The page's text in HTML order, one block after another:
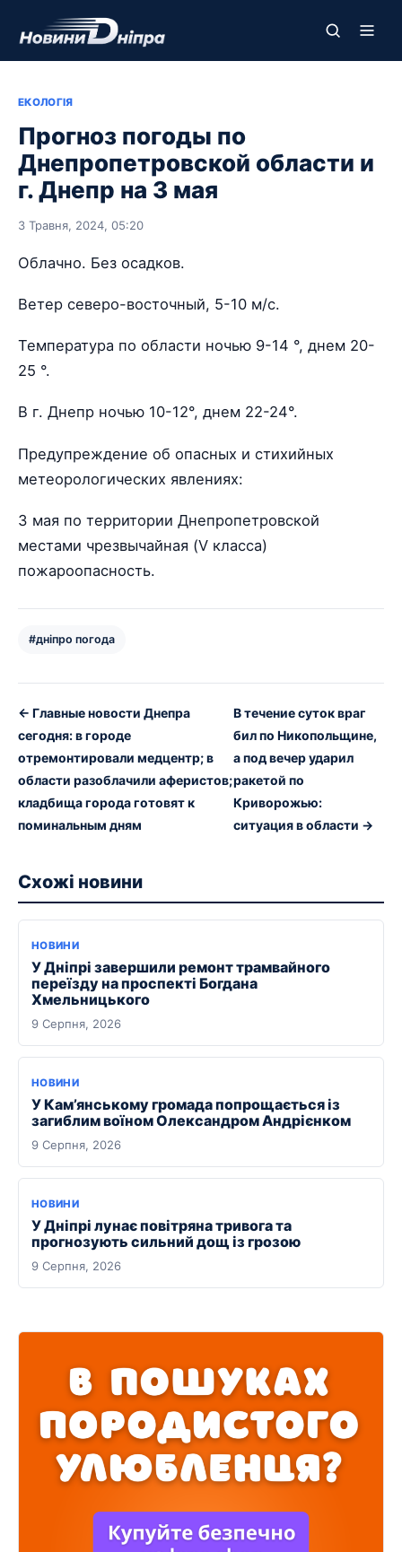
ЕКОЛОГІЯ
Прогноз погоды по
Днепропетровской области и
г. Днепр на 3 мая
3 Травня, 2024, 05:20
Облачно. Без осадков.
Ветер северо-восточный, 5-10 м/с.
Температура по области ночью 9-14 °, днем 20-
25 °.
В г. Днепр ночью 10-12°, днем 22-24°.
Предупреждение об опасных и стихийных
метеорологических явлениях:
3 мая по территории Днепропетровской
местами чрезвычайная (V класса)
пожароопасность.
#дніпро погода
← Главные новости Днепра
сегодня: в городе
отремонтировали медцентр; в
области разоблачили аферистов;
кладбища города готовят к
поминальным дням
В течение суток враг
бил по Никопольщине,
а под вечер ударил
ракетой по
Криворожью:
ситуация в области →
Схожі новини
НОВИНИ
У Дніпрі завершили ремонт трамвайного
переїзду на проспекті Богдана
Хмельницького
9 Серпня, 2026
НОВИНИ
У Кам’янському громада попрощається із
загиблим воїном Олександром Андрієнком
9 Серпня, 2026
НОВИНИ
У Дніпрі лунає повітряна тривога та
прогнозують сильний дощ із грозою
9 Серпня, 2026